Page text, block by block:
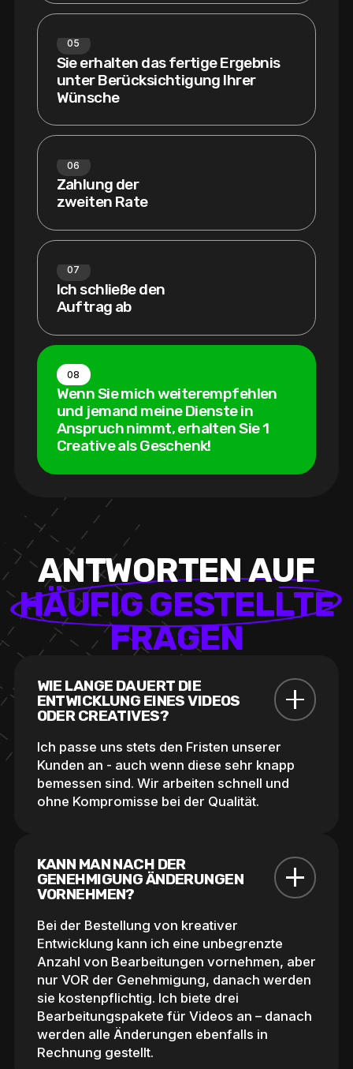
05
Sie erhalten das fertige Ergebnis
unter Berücksichtigung Ihrer
Wünsche
06
Zahlung der
zweiten Rate
07
Ich schließe den
Auftrag ab
08
Wenn Sie mich weiterempfehlen
und jemand meine Dienste in
Anspruch nimmt, erhalten Sie 1
Creative als Geschenk!
ANTWORTENAUF
HÄUFIGGESTELLTE
FRAGEN
WIE LANGE DAUERT DIE
ENTWICKLUNG EINES VIDEOS
ODER CREATIVES?
Ich passe uns stets den Fristen unserer
Kunden an - auch wenn diese sehr knapp
bemessen sind. Wir arbeiten schnell und
ohne Kompromisse bei der Qualität.
KANN MAN NACH DER
GENEHMIGUNG ÄNDERUNGEN
VORNEHMEN?
Bei der Bestellung von kreativer
Entwicklung kann ich eine unbegrenzte
Anzahl von Bearbeitungen vornehmen, aber
nur VOR der Genehmigung, danach werden
sie kostenpflichtig. Ich biete drei
Bearbeitungspakete für Videos an – danach
werden alle Änderungen ebenfalls in
Rechnung gestellt.